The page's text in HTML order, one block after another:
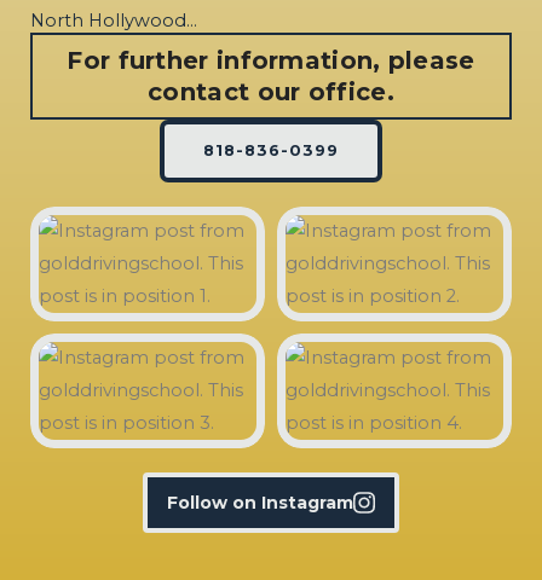
North Hollywood…
For further information, please
contact our office.
818-836-0399
Follow on Instagram